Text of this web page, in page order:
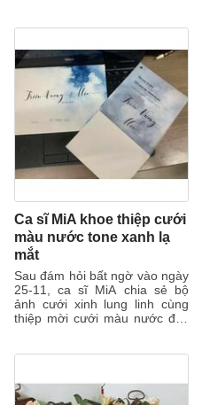
Ca sĩ MiA khoe thiệp cưới
màu nước tone xanh lạ
mắt
Sau đám hỏi bất ngờ vào ngày
25-11, ca sĩ MiA chia sẻ bộ
ảnh cưới xinh lung linh cùng
thiệp mời cưới màu nước độc